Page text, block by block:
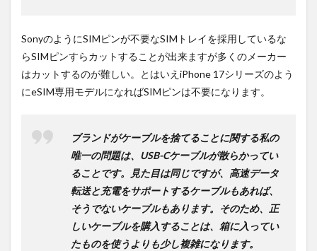
SonyのようにSIMピンが不要なSIMトレイを採用しているな
らSIMピンすらカットすることが出来ますが多くのメーカー
はカットするのが難しい。とはいえiPhone 17シリーズのよう
にeSIM専用モデルになればSIMピンは不要になります。
ブランドがケーブルを捨てることに関する私の
唯一の問題は、USB-Cケーブルが散らかってい
ることです。見た目は同じですが、高速データ
転送と充電をサポートするケーブルもあれば、
そうでないケーブルもあります。そのため、正
しいケーブルを購入することは、箱に入ってい
たものを使うよりも少し複雑になります。